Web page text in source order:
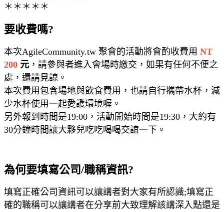
＊＊＊＊＊
要收費嗎?
本次AgileCommunity.tw 聚會的活動將會酌收費用 NT
200 元 ，請參與者進入會場時繳交，如果有任何不便之
處，還請見諒。
本次費用包含場地與飲食費用，也請自行攜帶水杯，減
少水杯使用一起愛護環境喔。
另外報到時間是19:00，活動開始時間是19:30，大約有
30分鐘時間讓大夥兒吃吃喝喝交誼一下。
為何要填寫公司/職稱資訊?
填寫正確公司資訊可以讓講者對大家有所認識;填寫正
確的職稱可以讓講者在分享前大致理解該講深入點還是